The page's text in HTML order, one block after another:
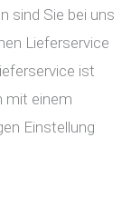
sind Sie bei uns
Lieferservice
ist
mit einem
Einstellung